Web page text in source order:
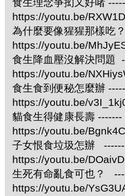
https://youtu.be/
為什麼要像猩猩那樣吃
https://youtu.be/
食生降血壓沒解決問題
https://youtu.be/
食生食到便秘怎麼辦
https://youtu.be/
貓食生得健康長壽
https://youtu.be/
子女恨食垃圾怎辦
https://youtu.be/
生死有命亂食可也？
https://youtu.be/